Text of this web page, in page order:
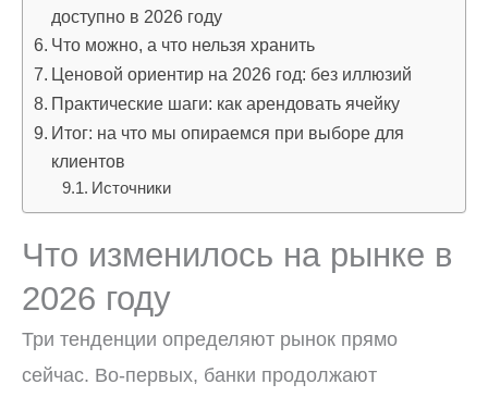
доступно в 2026 году
Что можно, а что нельзя хранить
Ценовой ориентир на 2026 год: без иллюзий
Практические шаги: как арендовать ячейку
Итог: на что мы опираемся при выборе для
клиентов
Источники
Что изменилось на рынке в
2026 году
Три тенденции определяют рынок прямо
сейчас. Во-первых, банки продолжают